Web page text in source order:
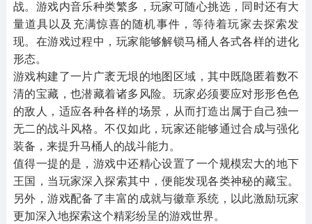
战。游戏内音乐种类繁多，玩家可随心挑选，同时还有大
量道具以及充满惊喜的随机事件，等待着玩家去探索发
现。在游戏过程中，玩家能够解锁马桶人各式各样的进化
形态。
游戏构建了一片广袤无垠的地图区域，其中既隐匿着数不
清的宝藏，也潜藏着诸多风险。玩家必须要应对形形色色
的敌人，适应各种各样的场景，从而打造出属于自己独一
无二的战斗风格。不仅如此，玩家还能够通过合成与强化
装备，来提升马桶人的战斗能力。
值得一提的是，游戏中还精心设置了一个规模宏大的地下
王国，当玩家深入探索其中，便能发现各类神秘的藏宝。
另外，游戏配备了丰富的成就与徽章系统，以此激励玩家
更加深入地探索这个精彩纷呈的游戏世界。